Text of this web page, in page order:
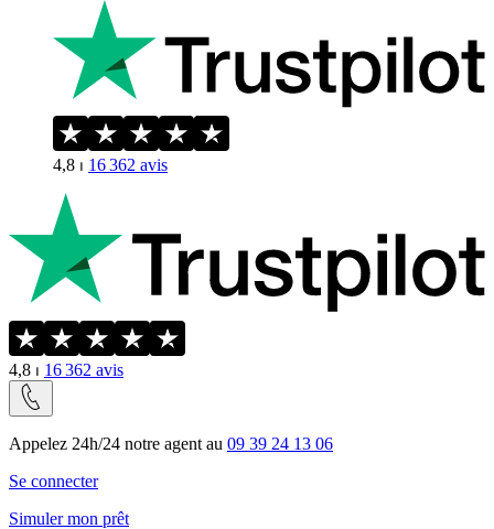
4,8 ⏐ 16 362 avis
4,8 ⏐ 16 362 avis
Appelez 24h/24 notre agent au 09 39 24 13 06
Se connecter
Simuler mon prêt